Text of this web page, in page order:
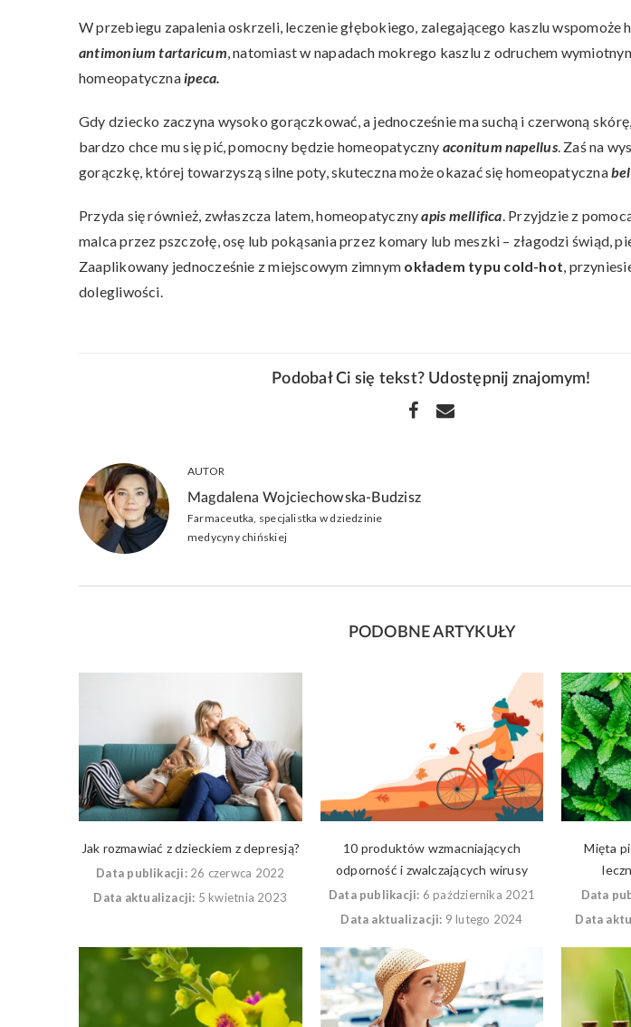
W przebiegu zapalenia oskrzeli, leczenie głębokiego, zalegającego kaszlu wspomoże
antimonium tartaricum, natomiast w napadach mokrego kaszlu z odruchem
homeopatycznaipeca.
Gdy dziecko zaczyna wysoko gorączkować, a jednocześnie ma suchą i czerwoną
bardzo chce mu się pić, pomocny będzie homeopatyczny aconitum napellus. Zaś na
gorączkę, której towarzyszą silne poty, skuteczna może okazać się homeopatyczna
Przyda się również, zwłaszcza latem, homeopatycznyapis mellifica. Przyjdzie z
malca przez pszczołę, osę lub pokąsania przez komary lub meszki – złagodzi świąd,
Zaaplikowany jednocześnie z miejscowym zimnym okładem typu cold-hot,
dolegliwości.
Podobał Ci się tekst? Udostępnij znajomym!
AUTOR
Magdalena Wojciechowska-Budzisz
Farmaceutka, specjalistka w dziedzinie
medycyny chińskiej
PODOBNE ARTYKUŁY
Jak rozmawiać z dzieckiem z depresją?
Data publikacji: 26 czerwca 2022
Data aktualizacji: 5 kwietnia 2023
10 produktów wzmacniających
odporność i zwalczających wirusy
Data publikacji: 6 października 2021
Data aktualizacji: 9 lutego 2024
Mięta
Data
Data